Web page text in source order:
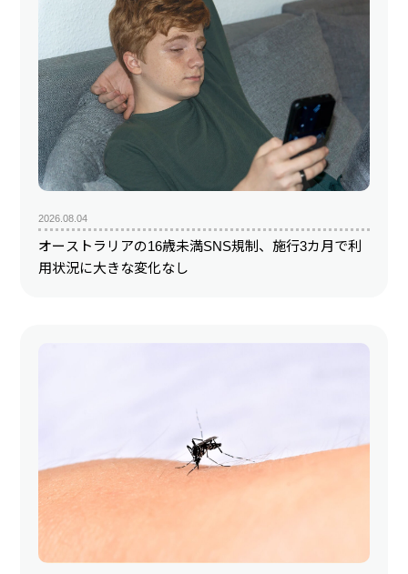
2026.08.04
オーストラリアの16歳未満SNS規制、施行3カ月で利
用状況に大きな変化なし